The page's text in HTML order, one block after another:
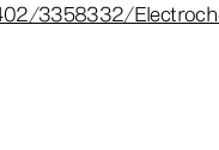
3358332/